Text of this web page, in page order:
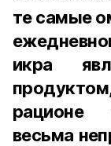
те самые
икра
рационе
весьма